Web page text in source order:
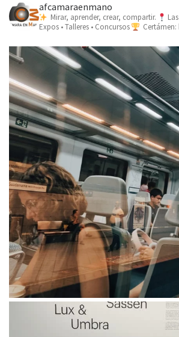
afcamaraenmano
Mirar, aprender, crear, compartir.
Expos • Talleres • Concursos